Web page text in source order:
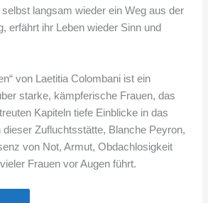
langsam wieder ein Weg aus der
erfährt ihr Leben wieder Sinn und
von Laetitia Colombani ist ein
starke, kämpferische Frauen, das
Kapiteln tiefe Einblicke in das
dieser Zufluchtsstätte, Blanche Peyron,
von Not, Armut, Obdachlosigkeit
Frauen vor Augen führt.